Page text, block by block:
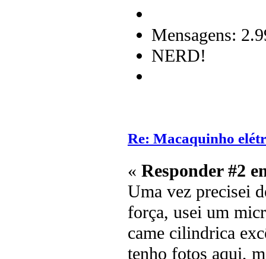
Mensagens:
NERD!
Re: Macaquinho
« Responder #2
Uma vez precisei
força, usei um
came cilindrica
tenho fotos aqui,